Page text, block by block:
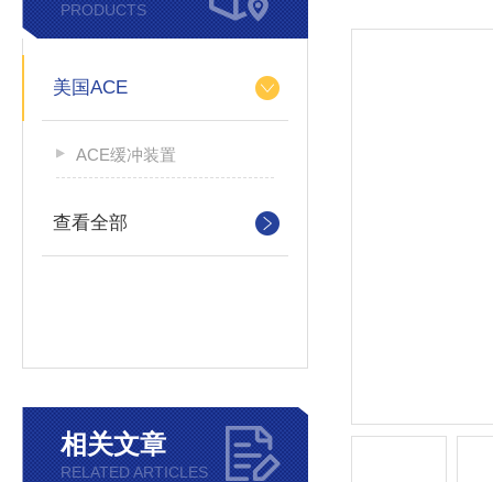
PRODUCTS
美国ACE
ACE缓冲装置
查看全部
相关文章
RELATED ARTICLES